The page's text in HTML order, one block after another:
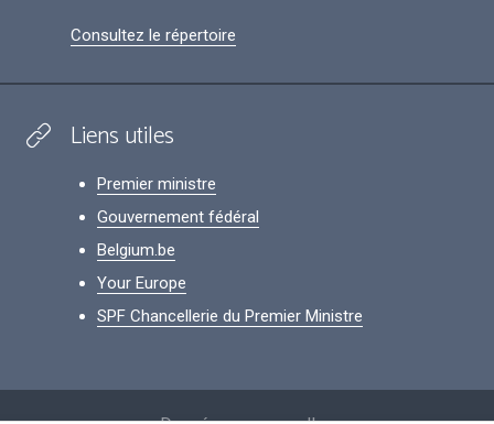
Consultez le répertoire
Liens utiles
Premier ministre
Gouvernement fédéral
Belgium.be
Your Europe
SPF Chancellerie du Premier Ministre